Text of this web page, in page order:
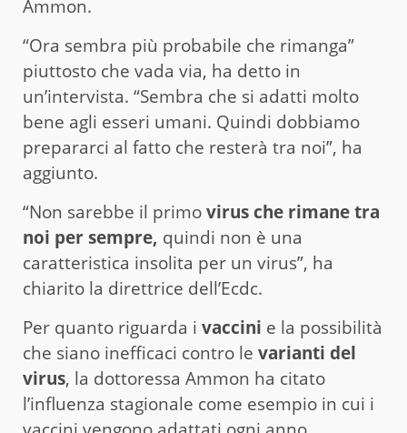
Ammon.
“Ora sembra più probabile che rimanga”
piuttosto che vada via, ha detto in
un’intervista. “Sembra che si adatti molto
bene agli esseri umani. Quindi dobbiamo
prepararci al fatto che resterà tra noi”, ha
aggiunto.
“Non sarebbe il primovirus che rimane tra
noi per sempre, quindi non è una
caratteristica insolita per un virus”, ha
chiarito la direttrice dell’Ecdc.
Per quanto riguarda i vaccini e la possibilità
che siano inefficaci contro le varianti del
virus, la dottoressa Ammon ha citato
l’influenza stagionale come esempio in cui i